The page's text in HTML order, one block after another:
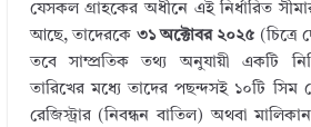
যেসকল গ্রাহকের অধীনে এই নির্ধারিত
আছে, তাদেরকে ৩১ অক্টোবর ২০২৫
তবে সাম্প্রতিক তথ্য অনুযায়ী একটি
তারিখের মধ্যে তাদের পছন্দসই ১০টি
রেজিস্ট্রার (নিবন্ধন বাতিল) অথবা